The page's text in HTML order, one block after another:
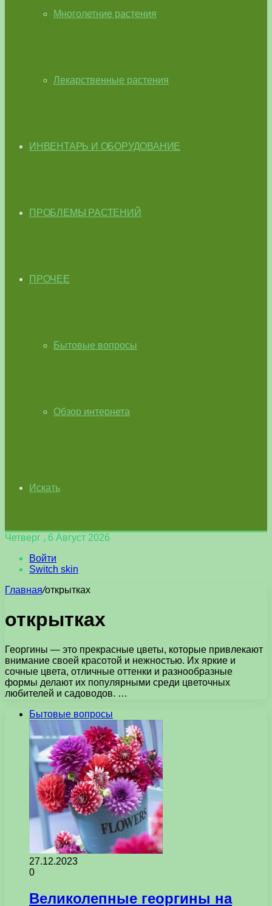
Многолетние растения
Лекарственные растения
ИНВЕНТАРЬ И ОБОРУДОВАНИЕ
ПРОБЛЕМЫ РАСТЕНИЙ
ПРОЧЕЕ
Бытовые вопросы
Обзор интернета
Искать
Четверг , 6 Август 2026
Войти
Switch skin
Главная/открытках
открытках
Георгины — это прекрасные цветы, которые привлекают
внимание своей красотой и нежностью. Их яркие и
сочные цвета, отличные оттенки и разнообразные
формы делают их популярными среди цветочных
любителей и садоводов. …
Бытовые вопросы
27.12.2023
0
Великолепные георгины на